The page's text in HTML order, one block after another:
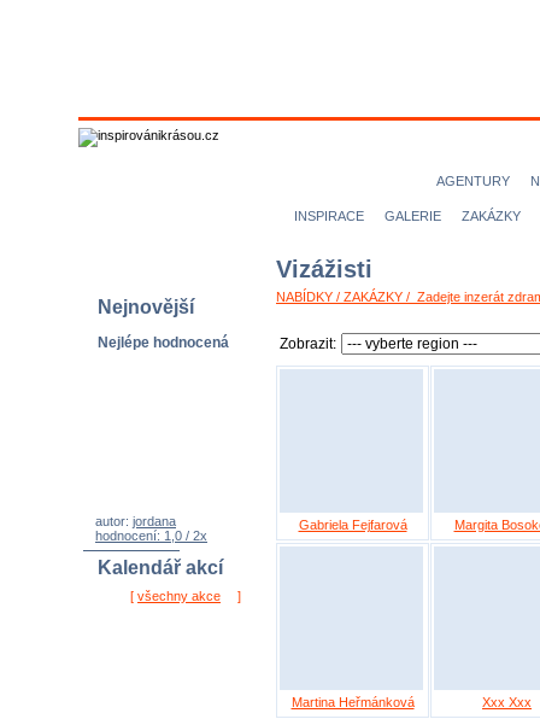
AGENTURY
INSPIRACE GALERIE ZAKÁZKY
Nejnovější
Nejlépe hodnocená
autor: jordana
hodnocení: 1,0 / 2x
Kalendář akcí
[ všechny akce ]
Vizážisti
NABÍDKY / ZAKÁZKY / Zadejte inzerát
Zobrazit:
Gabriela Fejfarová Margita
Martina Heřmánková Xxx Xxx